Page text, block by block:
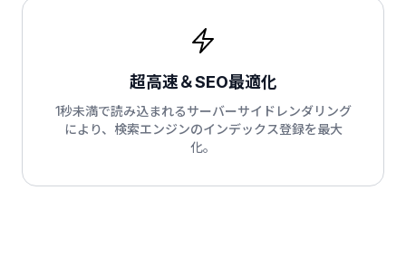
超高速＆SEO最適化
1秒未満で読み込まれるサーバーサイドレンダリング
により、検索エンジンのインデックス登録を最大
化。